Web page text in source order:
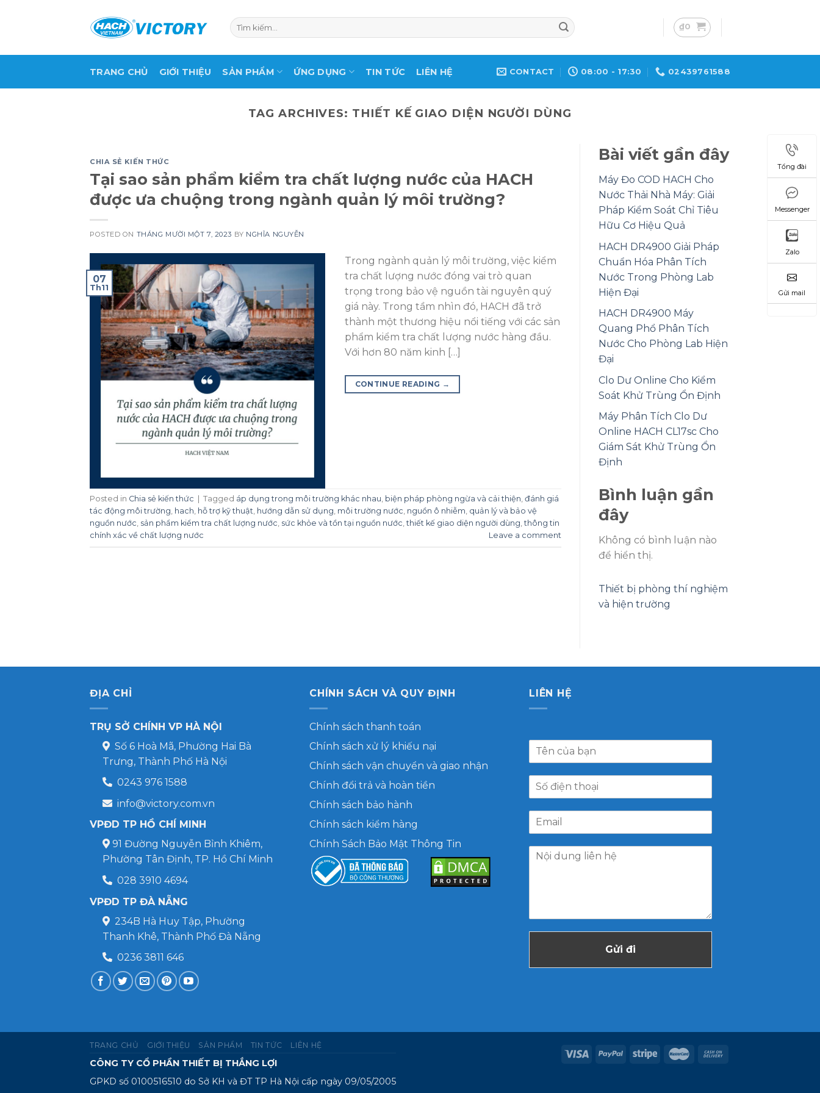
Tìm
kiếm:
₫0
TRANG CHỦ GIỚI THIỆU SẢN PHẨM ỨNG DỤNG TIN TỨC LIÊN HỆ CONTACT 08:00 - 17:30 02439761588
TAG ARCHIVES: THIẾT KẾ GIAO DIỆN NGƯỜI DÙNG
CHIA SẺ KIẾN THỨC
Tại sao sản phẩm kiểm tra chất lượng nước của HACH
được ưa chuộng trong ngành quản lý môi trường?
POSTED ON THÁNG MƯỜI MỘT 7, 2023 BY NGHĨA NGUYỄN
07
Th11
Trong ngành quản lý môi trường, việc kiểm
tra chất lượng nước đóng vai trò quan
trọng trong bảo vệ nguồn tài nguyên quý
giá này. Trong tầm nhìn đó, HACH đã trở
thành một thương hiệu nổi tiếng với các sản
phẩm kiểm tra chất lượng nước hàng đầu.
Với hơn 80 năm kinh […]
CONTINUE READING →
Posted in Chia sẻ kiến thức Tagged áp dụng trong môi trường khác nhau, biện pháp phòng ngừa và cải thiện, đánh giá
tác động môi trường, hach, hỗ trợ kỹ thuật, hướng dẫn sử dụng, môi trường nước, nguồn ô nhiễm, quản lý và bảo vệ
nguồn nước, sản phẩm kiểm tra chất lượng nước, sức khỏe và tồn tại nguồn nước,thiết kế giao diện người dùng,thông tin
chính xác về chất lượng nước
Leave a comment
Bài viết gần đây
Máy Đo COD HACH Cho
Nước Thải Nhà Máy: Giải
Pháp Kiểm Soát Chỉ Tiêu
Hữu Cơ Hiệu Quả
HACH DR4900 Giải Pháp
Chuẩn Hóa Phân Tích
Nước Trong Phòng Lab
Hiện Đại
HACH DR4900 Máy
Quang Phổ Phân Tích
Nước Cho Phòng Lab Hiện
Đại
Clo Dư Online Cho Kiểm
Soát Khử Trùng Ổn Định
Máy Phân Tích Clo Dư
Online HACH CL17sc Cho
Giám Sát Khử Trùng Ổn
Định
Bình luận gần
đây
Không có bình luận nào
để hiển thị.
Thiết bị phòng thí nghiệm
và hiện trường
ĐỊA CHỈ
TRỤ SỞ CHÍNH VP HÀ NỘI
Số 6 Hoà Mã, Phường Hai Bà
Trưng, Thành Phố Hà Nội
0243 976 1588
info@victory.com.vn
VPĐD TP HỒ CHÍ MINH
91 Đường Nguyễn Bỉnh Khiêm,
Phường Tân Định, TP. Hồ Chí Minh
028 3910 4694
VPĐD TP ĐÀ NẴNG
234B Hà Huy Tập, Phường
Thanh Khê, Thành Phố Đà Nẵng
0236 3811 646
CHÍNH SÁCH VÀ QUY ĐỊNH
Chính sách thanh toán
Chính sách xử lý khiếu nại
Chính sách vận chuyển và giao nhận
Chính đổi trả và hoàn tiền
Chính sách bảo hành
Chính sách kiểm hàng
Chính Sách Bảo Mật Thông Tin
LIÊN HỆ
Gửi đi
TRANG CHỦ GIỚI THIỆU SẢN PHẨM TIN TỨC LIÊN HỆ
CÔNG TY CỔ PHẦN THIẾT BỊ THẮNG LỢI
GPKD số 0100516510 do Sở KH và ĐT TP Hà Nội cấp ngày 09/05/2005
Tổng đài
Messenger
Zalo
Gửi mail